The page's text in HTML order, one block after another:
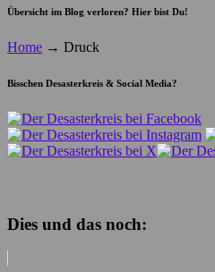
Übersicht im Blog verloren? Hier bist Du!
Home → Druck
Bisschen Desasterkreis & Social Media?
Dies und das noch: